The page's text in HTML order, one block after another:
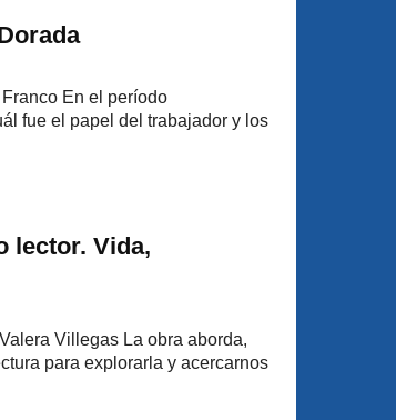
En el período
fue el papel del trabajador y los
lector. Vida,
Villegas La obra aborda,
para explorarla y acercarnos